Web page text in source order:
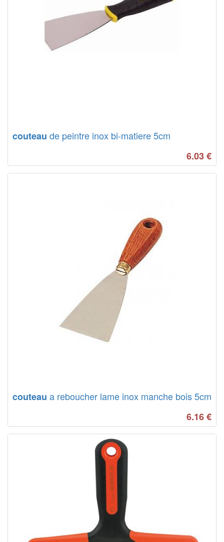
couteau de peintre inox bi-matiere 5cm
6.03€
couteau a reboucher lame inox manche bois 5cm
6.16€